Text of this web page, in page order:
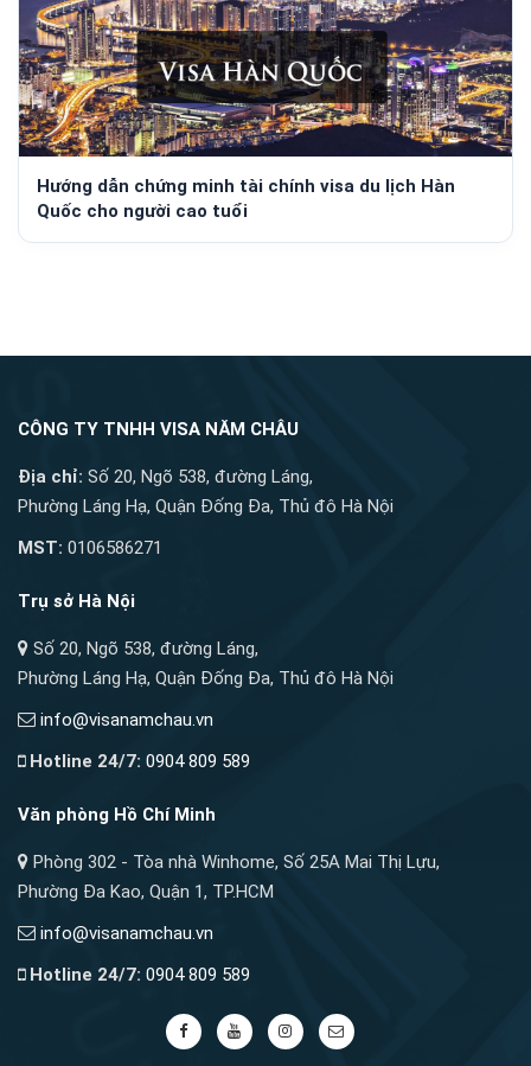
Hướng dẫn chứng minh tài chính visa du lịch Hàn
Quốc cho người cao tuổi
CÔNG TY TNHH VISA NĂM CHÂU
Địa chỉ: Số 20, Ngõ 538, đường Láng,
Phường Láng Hạ, Quận Đống Đa, Thủ đô Hà Nội
MST: 0106586271
Trụ sở Hà Nội
Số 20, Ngõ 538, đường Láng,
Phường Láng Hạ, Quận Đống Đa, Thủ đô Hà Nội
info@visanamchau.vn
Hotline 24/7: 0904 809 589
Văn phòng Hồ Chí Minh
Phòng 302 - Tòa nhà Winhome, Số 25A Mai Thị Lựu,
Phường Đa Kao, Quận 1, TP.HCM
info@visanamchau.vn
Hotline 24/7: 0904 809 589